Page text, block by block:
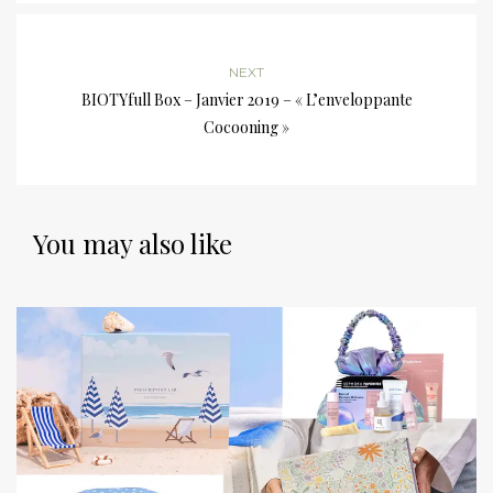
NEXT
BIOTYfull Box – Janvier 2019 – « L’enveloppante
Cocooning »
You may also like